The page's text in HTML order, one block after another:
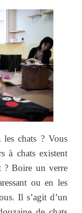
les chats ? Vous
à chats existent
? Boire un verre
ou en les
Il s’agit d’un